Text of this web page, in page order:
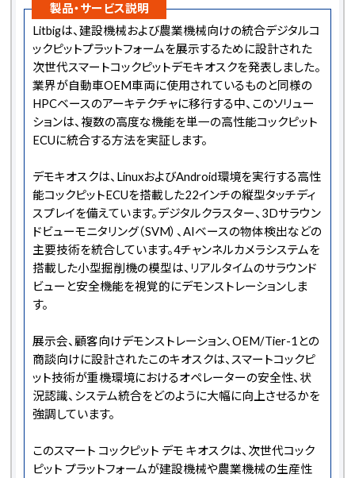
製品・サービス説明
Litbigは、建設機械および農業機械向けの統合デジタルコ
ックピットプラットフォームを展示するために設計された
次世代スマートコックピットデモキオスクを発表しました。
業界が自動車OEM車両に使用されているものと同様の
HPCベースのアーキテクチャに移行する中、このソリュー
ションは、複数の高度な機能を単一の高性能コックピット
ECUに統合する方法を実証します。
デモキオスクは、LinuxおよびAndroid環境を実行する高性
能コックピットECUを搭載した22インチの縦型タッチディ
スプレイを備えています。デジタルクラスター、3Dサラウン
ドビューモニタリング（SVM）、AIベースの物体検出などの
主要技術を統合しています。4チャンネルカメラシステムを
搭載した小型掘削機の模型は、リアルタイムのサラウンド
ビューと安全機能を視覚的にデモンストレーションしま
す。
展示会、顧客向けデモンストレーション、OEM/Tier-1との
商談向けに設計されたこのキオスクは、スマートコックピ
ット技術が重機環境におけるオペレーターの安全性、状
況認識、システム統合をどのように大幅に向上させるかを
強調しています。
このスマート コックピット デモ キオスクは、次世代コック
ピット プラットフォームが建設機械や農業機械の生産性